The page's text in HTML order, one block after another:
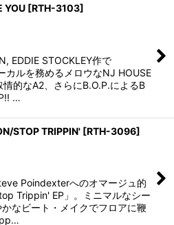
YOU [RTH-3103]
EDDIE STOCKLEY作で
カルを務めるメロウなNJ HOUSE
情的なA2、さらにB.O.P.によるB
…
STOP TRIPPIN' [RTH-3096]
Poindexterへのオマージュ的
Trippin' EP」。ミニマルなシー
なビート・メイクでフロアに鞭